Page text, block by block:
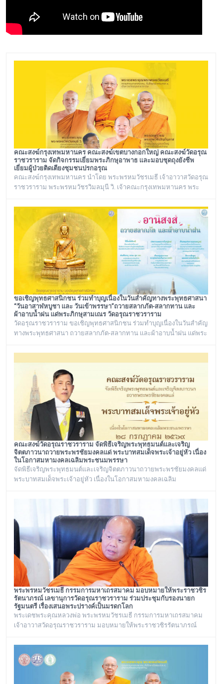
คณะสงฆ์กรุงเทพมหานคร คณะสงฆ์เขตบางกอกใหญ่ คณะสงฆ์วัดอรุณ
ราชวราราม จัดกิจกรรมเยี่ยมพระภิกษุอาพาธ และมอบชุดถุงยังชีพ
เยี่ยมผู้ป่วยติดเตียงชุมชนปรกอรุณ
คณะสงฆ์กรุงเทพมหานคร นำโดย พระพรหมวัชรเมธี เจ้าอาวาสวัดอรุณ
ราชวราราม พระพรหมวัชรวิมลมุนี วิ. เจ้าคณะกรุงเทพมหานคร พระ
และ พระราชวชิรรัตนาภรณ์ ดร. (ชุมพร นิติสาโร) เจ้าคณะแขวงวัด
อรุณ, รองวัดอรุณราชวราราม นายเกียรติวิสุทธิ์ เพ็ชรหมื่นไวย ผู้อำนวย
การเขตบางกอกใหญ่ จัดโครงการเยี่ยมพระภิกษุอาพาธในเขต
บางกอกใหญ่ และเยี่ยม/มอบถุงยัง
ขอเชิญพุทธศาสนิกชน ร่วมทำบุญเนื่องในวันสำคัญทางพระพุทธศาสนา
“วันอาสาฬหบูชา และ วันเข้าพรรษา”ถวายสลากภัต-สลากทาน และ
ผ้าอาบน้ำฝน แด่พระภิกษุสามเณร วัดอรุณราชวราราม
วัดอรุณราชวราราม ขอเชิญพุทธศาสนิกชน ร่วมทำบุญเนื่องในวันสำคัญ
ทางพระพุทธศาสนา ถวายสลากภัต-สลากทาน และผ้าอาบน้ำฝน แด่พระ
พ.ศ. ๒๕๖๙ เวลา ๑๒.๐๐ น. ณ พระวิหาร วัดอรุณราชวราราม
กรุงเทพมหานคร
คณะสงฆ์วัดอรุณราชวราราม จัดพิธีเจริญพระพุทธมนต์และเจริญ
จิตตภาวนาถวายพระพรชัยมงคลแด่ พระบาทสมเด็จพระเจ้าอยู่หัว เนื่อง
ในโอกาสมหามงคลเฉลิมพระชนมพรรษา
จัดพิธีเจริญพระพุทธมนต์และเจริญจิตตภาวนาถวายพระพรชัยมงคลแด่
พระบาทสมเด็จพระเจ้าอยู่หัว เนื่องในโอกาสมหามงคลเฉลิม
ราชวราราม กรุงเทพเทพมหานครในวันอังคาร ที่ ๒๘ กรกฎาคม ๒๕๖๙
พระพรหมวัชรเมธี กรรมการมหาเถรสมาคม มอบหมายให้พระราชวชิร
รัตนาภรณ์ เลขานุการวัดอรุณราชวราราม ร่วมประชุมกับรองนายก
รัฐมนตรี เรื่องเสนอพระปรางค์เป็นมรดกโลก
พระเดชพระคุณหลวงพ่อ พระพรหมวัชรเมธี กรรมการมหาเถรสมาคม
เจ้าอาวาสวัดอรุณราชวราราม มอบหมายให้พระราชวชิรรัตนาภรณ์
รัฐมนตรี เรื่องเสนอพระปรางค์เป็นมรดกโลก ณ ทำเนียบรัฐบาล